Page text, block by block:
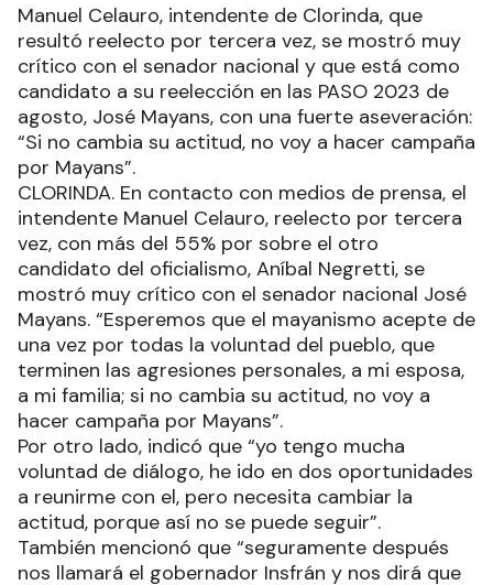
Manuel Celauro, intendente de Clorinda, que
resultó reelecto por tercera vez, se mostró muy
crítico con el senador nacional y que está como
candidato a su reelección en las PASO 2023 de
agosto, José Mayans, con una fuerte aseveración:
“Si no cambia su actitud, no voy a hacer campaña
por Mayans”.
CLORINDA. En contacto con medios de prensa, el
intendente Manuel Celauro, reelecto por tercera
vez, con más del 55% por sobre el otro
candidato del oficialismo, Aníbal Negretti, se
mostró muy crítico con el senador nacional José
Mayans. “Esperemos que el mayanismo acepte de
una vez por todas la voluntad del pueblo, que
terminen las agresiones personales, a mi esposa,
a mi familia; si no cambia su actitud, no voy a
hacer campaña por Mayans”.
Por otro lado, indicó que “yo tengo mucha
voluntad de diálogo, he ido en dos oportunidades
a reunirme con el, pero necesita cambiar la
actitud, porque así no se puede seguir”.
También mencionó que “seguramente después
nos llamará el gobernador Insfrán y nos dirá que